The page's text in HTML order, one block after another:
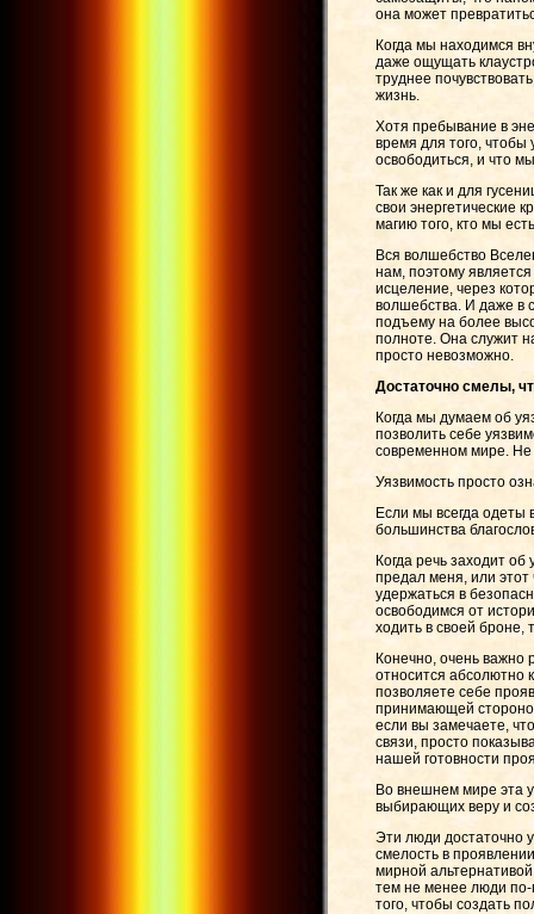
она может
Когда мы находимся
даже ощущать
труднее
жизнь.
Хотя пребывание в
время для того, чтобы
освободиться, и что
Так же как и для
свои энергетические
магию того, кто мы
Вся волшебство
нам, поэтому
исцеление, через
волшебства. И даже в
подъему на более
полноте. Она служит
просто невозможно.
Достаточно смелы,
Когда мы думаем об
позволить себе
современном мире. Не
Уязвимость просто
Если мы всегда
большинства
Когда речь заходит
предал меня, или
удержаться в
освободимся от
ходить в своей
Конечно, очень важно
относится абсолютно
позволяете себе
принимающей
если вы замечаете,
связи, просто
нашей готовности
Во внешнем мире эта
выбирающих веру и
Эти люди достаточно
смелость в
мирной
тем не менее люди по-
того, чтобы создать